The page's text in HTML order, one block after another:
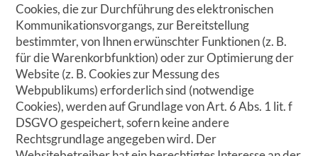
Cookies, die zur Durchführung des elektronischen
Kommunikationsvorgangs, zur Bereitstellung
bestimmter, von Ihnen erwünschter Funktionen (z. B.
für die Warenkorbfunktion) oder zur Optimierung der
Website (z. B. Cookies zur Messung des
Webpublikums) erforderlich sind (notwendige
Cookies), werden auf Grundlage von Art. 6 Abs. 1 lit. f
DSGVO gespeichert, sofern keine andere
Rechtsgrundlage angegeben wird. Der